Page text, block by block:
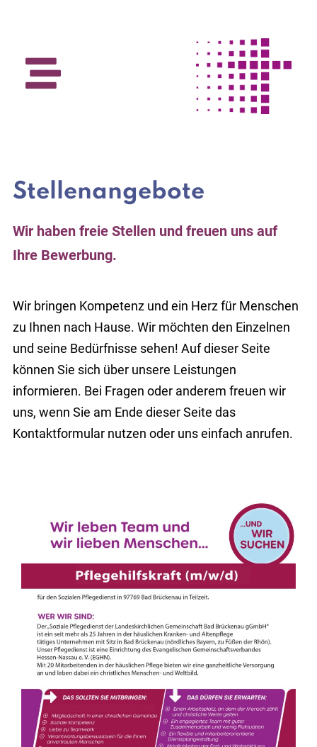
Stellenangebote
Wir haben freie Stellen und freuen uns auf
Ihre Bewerbung.
Wir bringen Kompetenz und ein Herz für Menschen
zu Ihnen nach Hause. Wir möchten den Einzelnen
und seine Bedürfnisse sehen! Auf dieser Seite
können Sie sich über unsere Leistungen
informieren. Bei Fragen oder anderem freuen wir
uns, wenn Sie am Ende dieser Seite das
Kontaktformular nutzen oder uns einfach anrufen.